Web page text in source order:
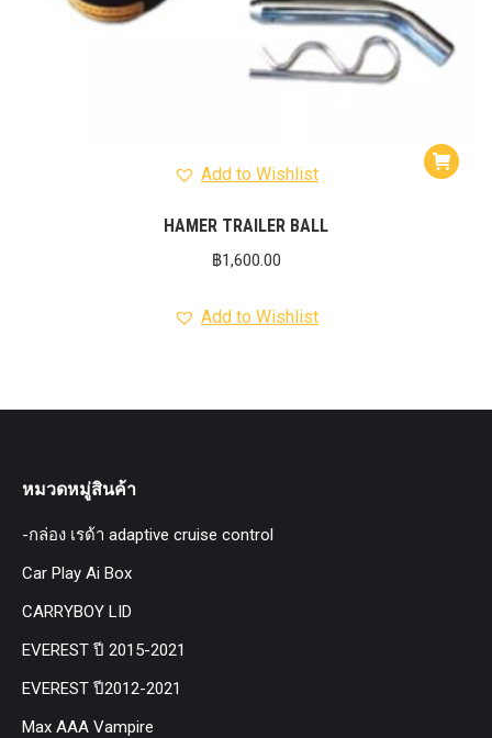
Add to Wishlist
HAMER TRAILER BALL
฿1,600.00
Add to Wishlist
หมวดหมู่สินค้า
-กล่อง เรด้า adaptive cruise control
Car Play Ai Box
CARRYBOY LID
EVEREST ปี 2015-2021
EVEREST ปี2012-2021
Max AAA Vampire